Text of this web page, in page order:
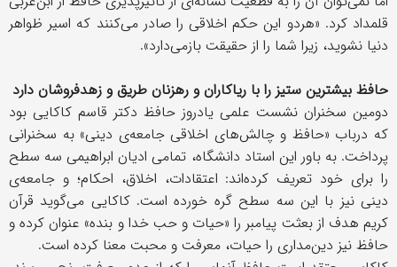
قلمداد کرد. «هردو این حکم اخلاقی را صادر می‌کنند که اسیر ظواهر
دنیا نشوید، زیرا شما را از حقیقت بازمی‌دارد».
حافظ بیشترین ستیز را با ریاکاران و رهزنان طریق و زهدفروشان دارد
دومین سخنران نشست علمی یادروز حافظ دکتر قاسم کاکایی بود
که درباب «حافظ و چالش‌های اخلاقی جامعه‌ی دینی» به سخنرانی
پرداخت. به باور این استاد دانشگاه، تمامی ادیان ابراهیمی سه سطح
را برای خود تعریف کرده‌اند: اعتقادات، اخلاق، احکام؛ و جامعه‌ی
دینی نیز با این سه سطح گره خورده است. کاکایی می‌گوید قرآن
کریم هدف از بعثت پیامبر را «حیات و حب خدا و بنده» عنوان کرده و
حافظ نیز دین‌مداری را حیات، معرفت و محبت معنا کرده است.